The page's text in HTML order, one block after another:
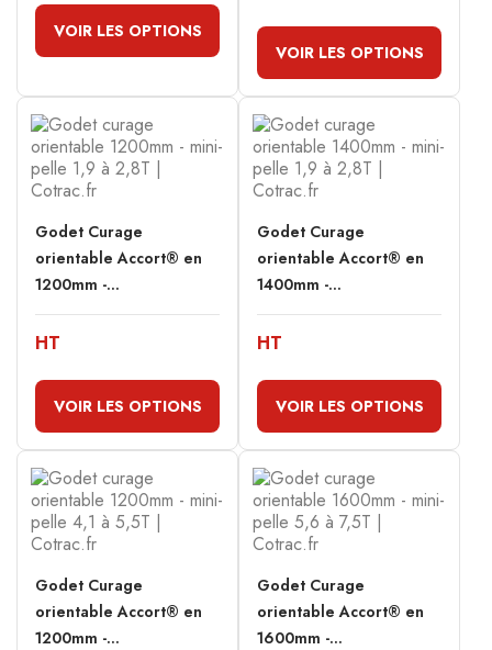
VOIR LES OPTIONS
VOIR LES OPTIONS
Godet Curage
orientable Accort® en
1200mm -...
HT
VOIR LES OPTIONS
Godet Curage
orientable Accort® en
1400mm -...
HT
VOIR LES OPTIONS
Godet Curage
orientable Accort® en
1200mm -...
Godet Curage
orientable Accort® en
1600mm -...